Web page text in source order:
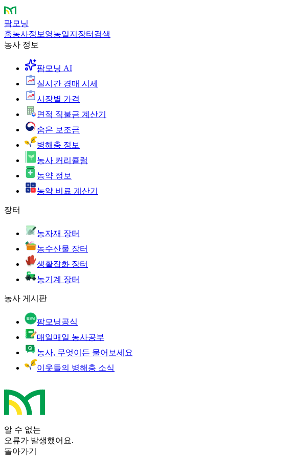
팜모닝
홈농사정보 영농일지 장터 검색
농사 정보
팜모닝 AI
실시간 경매 시세
시장별 가격
면적 직불금 계산기
숨은 보조금
병해충 정보
농사 커리큘럼
농약 정보
농약 비료 계산기
장터
농자재 장터
농수산물 장터
생활잡화 장터
농기계 장터
농사 게시판
팜모닝공식
매일매일 농사공부
농사, 무엇이든 물어보세요
이웃들의 병해충 소식
알 수 없는
오류가 발생했어요.
돌아가기